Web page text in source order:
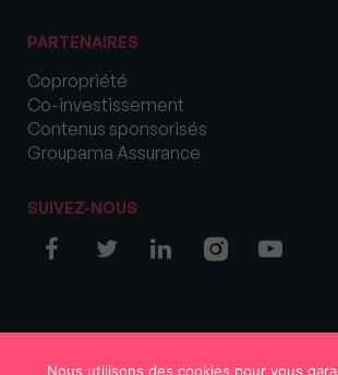
PARTENAIRES
Copropriété
Co-investissement
Contenus sponsorisés
Groupama Assurance
SUIVEZ-NOUS
Nous utilisons des cookies pour vous